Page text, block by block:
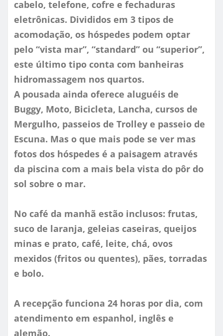
cabelo, telefone, cofre e fechaduras
eletrônicas. Divididos em 3 tipos de
acomodação, os hóspedes podem optar
pelo “vista mar”, “standard” ou “superior”,
este último tipo conta com banheiras
hidromassagem nos quartos.
A pousada ainda oferece aluguéis de
Buggy, Moto, Bicicleta, Lancha, cursos de
Mergulho, passeios de Trolley e passeio de
Escuna. Mas o que mais pode se ver mas
fotos dos hóspedes é a paisagem através
da piscina com a mais bela vista do pôr do
sol sobre o mar.
No café da manhã estão inclusos: frutas,
suco de laranja, geleias caseiras, queijos
minas e prato, café, leite, chá, ovos
mexidos (fritos ou quentes), pães, torradas
e bolo.
A recepção funciona 24 horas por dia, com
atendimento em espanhol, inglês e
alemão.